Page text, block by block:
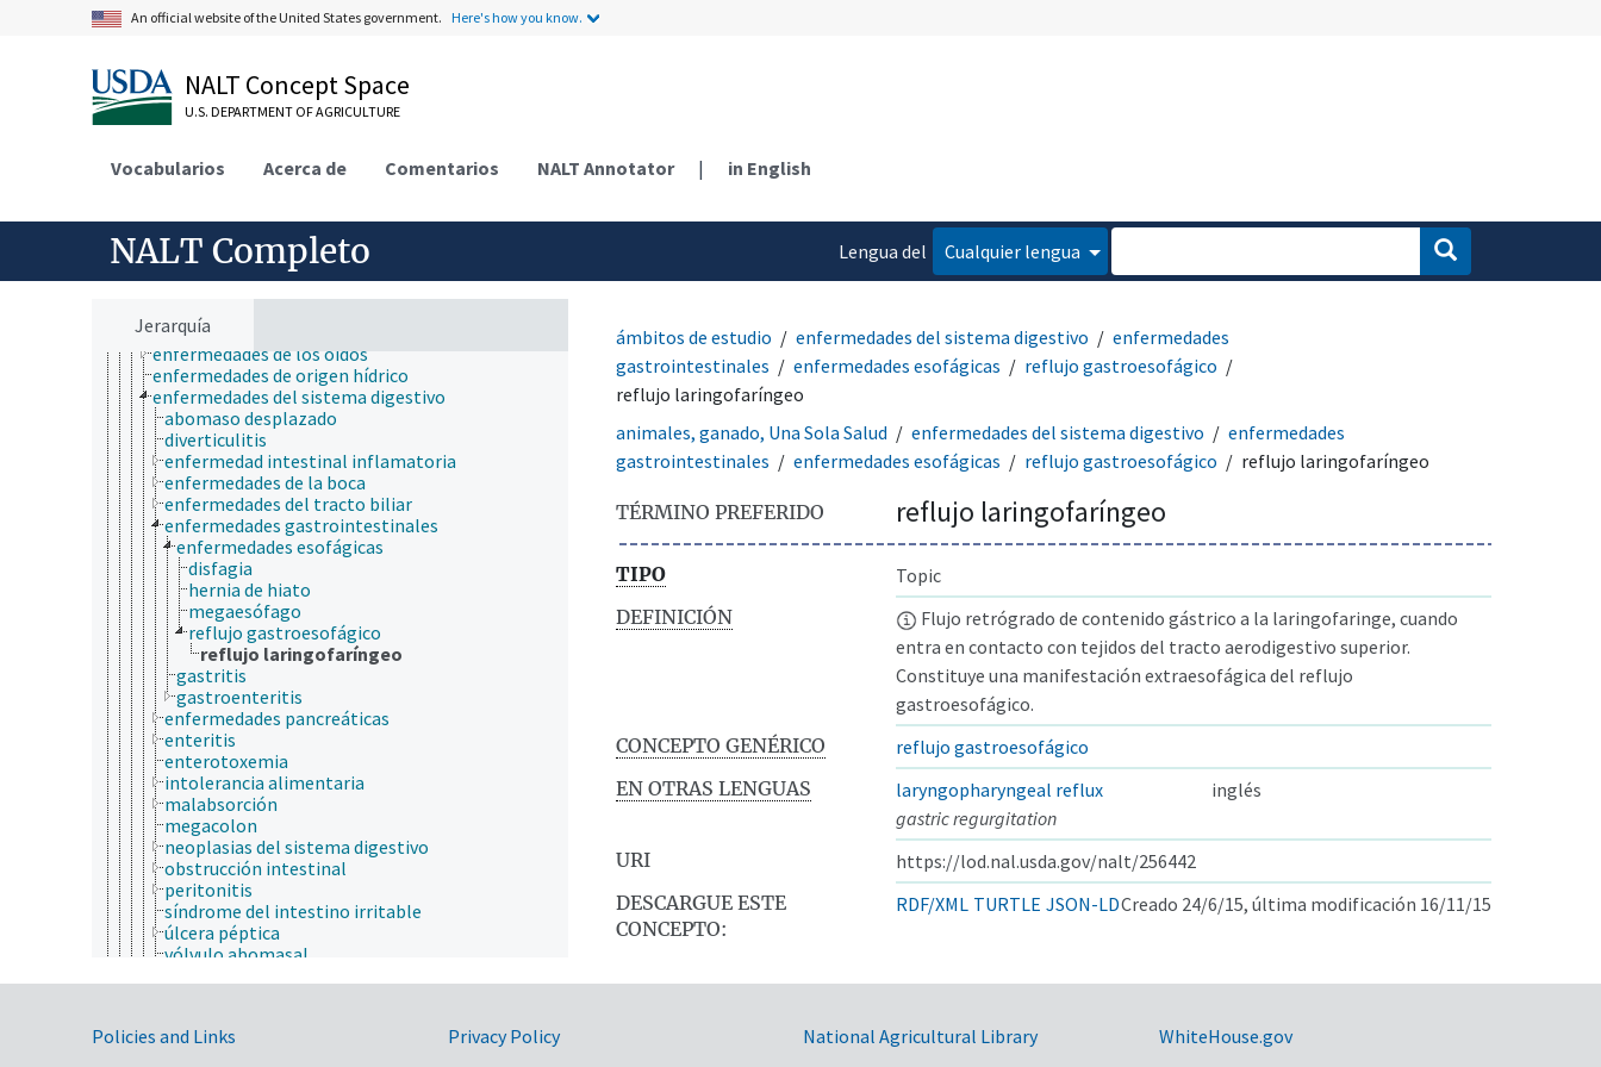
An official website of the United States government. Here's how you know.
NALT Concept Space
U.S. DEPARTMENT OF AGRICULTURE
Vocabularios Acerca de Comentarios NALT Annotator | in English
NALT Completo
Lengua del
Cualquier lengua
Jerarquía
nutrición
patología de insectos
psicología
química
ciencias médicas
enfermedades y desórdenes (animales y humanos)
enfermedades animales
enfermedades cardiovasculares
enfermedades crónicas
enfermedades de la glándula mamaria
enfermedades de las patas
enfermedades de los oídos
enfermedades de origen hídrico
enfermedades del sistema digestivo
abomaso desplazado
diverticulitis
enfermedad intestinal inflamatoria
enfermedades de la boca
enfermedades del tracto biliar
enfermedades gastrointestinales
enfermedades esofágicas
disfagia
hernia de hiato
megaesófago
reflujo gastroesofágico
reflujo laringofaríngeo
gastritis
gastroenteritis
enfermedades pancreáticas
enteritis
enterotoxemia
intolerancia alimentaria
malabsorción
megacolon
neoplasias del sistema digestivo
obstrucción intestinal
peritonitis
síndrome del intestino irritable
úlcera péptica
vólvulo abomasal
enfermedades endocrinas
ámbitos de estudio enfermedades del sistema digestivo
enfermedades
gastrointestinales
enfermedades esofágicas
reflujo gastroesofágico
reflujo laringofaríngeo
animales, ganado, Una Sola Salud
enfermedades del sistema digestivo
enfermedades
gastrointestinales
enfermedades esofágicas reflujo gastroesofágico reflujo laringofaríngeo
TÉRMINO PREFERIDO reflujo laringofaríngeo
TIPO
Topic
DEFINICIÓN
Flujo retrógrado de contenido gástrico a la laringofaringe, cuando
entra en contacto con tejidos del tracto aerodigestivo superior.
Constituye una manifestación extraesofágica del reflujo
gastroesofágico.
CONCEPTO GENÉRICO
reflujo gastroesofágico
EN OTRAS LENGUAS
laryngopharyngeal reflux
inglés
gastric regurgitation
URI
https://lod.nal.usda.gov/nalt/256442
DESCARGUE ESTE
CONCEPTO:
RDF/XML TURTLE JSON-LDCreado 24/6/15, última modificación 16/11/15
Government Links
Policies and Links Privacy Policy National Agricultural Library WhiteHouse.gov